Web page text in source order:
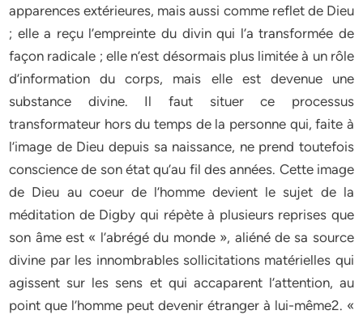
apparences extérieures, mais aussi comme reflet de Dieu
; elle a reçu l’empreinte du divin qui l’a transformée de
façon radicale ; elle n’est désormais plus limitée à un rôle
d’information du corps, mais elle est devenue une
substance divine. Il faut situer ce processus
transformateur hors du temps de la personne qui, faite à
l’image de Dieu depuis sa naissance, ne prend toutefois
conscience de son état qu’au fil des années. Cette image
de Dieu au coeur de l’homme devient le sujet de la
méditation de Digby qui répète à plusieurs reprises que
son âme est « l’abrégé du monde », aliéné de sa source
divine par les innombrables sollicitations matérielles qui
agissent sur les sens et qui accaparent l’attention, au
point que l’homme peut devenir étranger à lui-même2. «